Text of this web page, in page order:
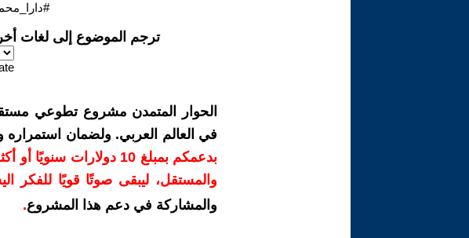
ترجم الموضوع إلى لغات
الحوار المتمدن مشروع تطوعي
في العالم العربي. ولضمان
بدعمكم بمبلغ 10
والمستقل، ليبقى صوتًا قويًا للفكر
والمشاركة في دعم هذا المشروع.